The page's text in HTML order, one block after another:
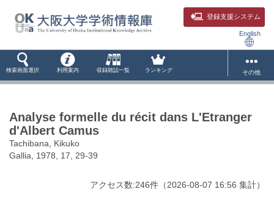
登録支援システム
English
検索画面選択 利用案内 収録雑誌一覧 ランキング その他
Analyse formelle du récit dans L'Etranger
d'Albert Camus
Tachibana, Kikuko
Gallia, 1978, 17, 29-39
アクセス数:246件 （2026-08-07 16:56 集計）